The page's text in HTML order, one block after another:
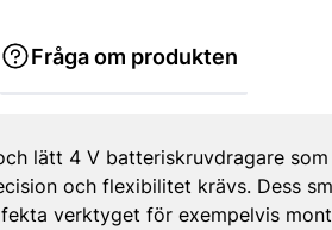
Fråga om produkten
lätt 4 V batteriskruvdragare
och flexibilitet krävs. Dess
verktyget för exempelvis